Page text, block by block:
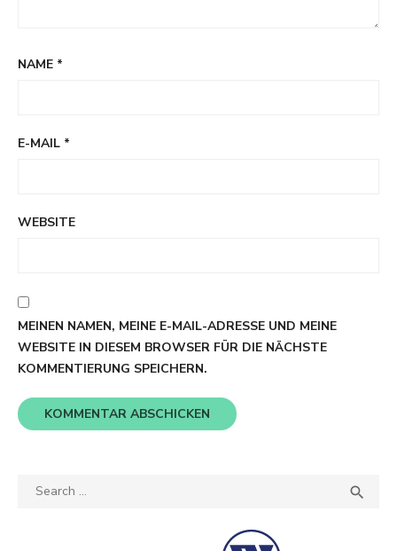
NAME *
E-MAIL *
WEBSITE
MEINEN NAMEN, MEINE E-MAIL-ADRESSE UND MEINE
WEBSITE IN DIESEM BROWSER FÜR DIE NÄCHSTE
KOMMENTIERUNG SPEICHERN.
Search
